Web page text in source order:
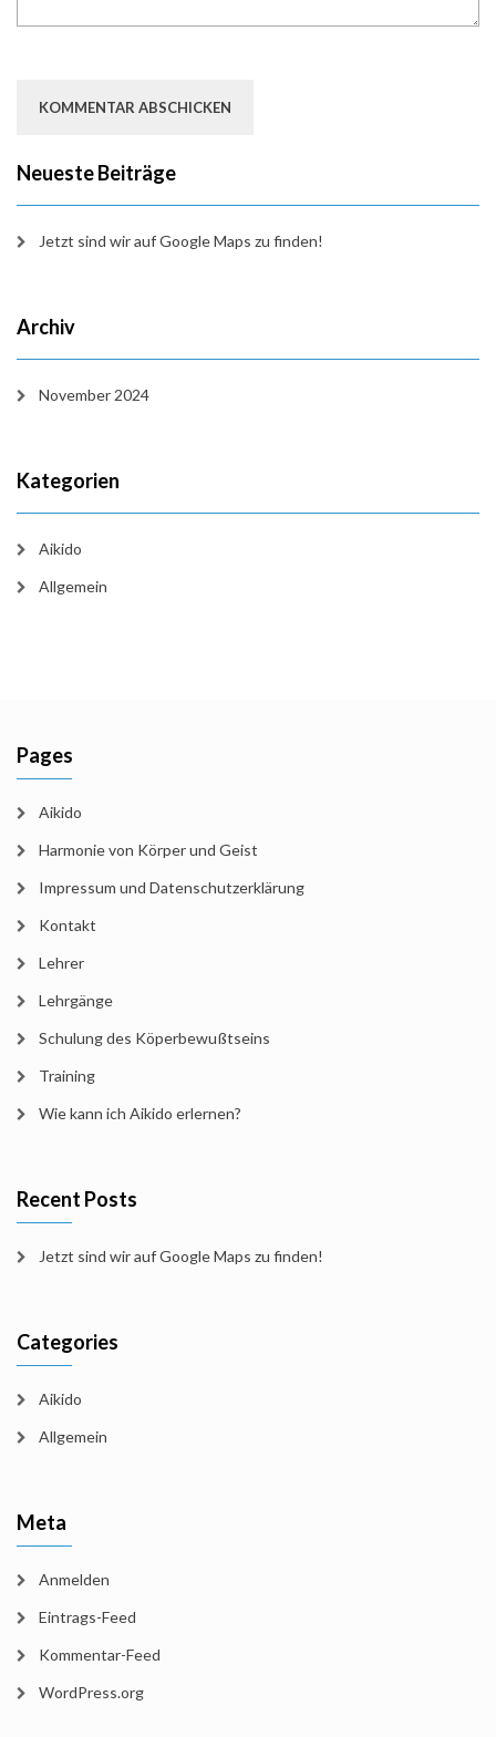
Neueste Beiträge
Jetzt sind wir auf Google Maps zu finden!
Archiv
November 2024
Kategorien
Aikido
Allgemein
Pages
Aikido
Harmonie von Körper und Geist
Impressum und Datenschutzerklärung
Kontakt
Lehrer
Lehrgänge
Schulung des Köperbewußtseins
Training
Wie kann ich Aikido erlernen?
Recent Posts
Jetzt sind wir auf Google Maps zu finden!
Categories
Aikido
Allgemein
Meta
Anmelden
Eintrags-Feed
Kommentar-Feed
WordPress.org